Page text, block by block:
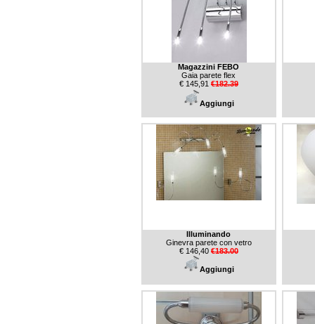
Magazzini FEBO
Gaia parete flex
€ 145,91 €182.39
Aggiungi
Illuminando
Ginevra parete con vetro
€ 146,40 €183.00
Aggiungi